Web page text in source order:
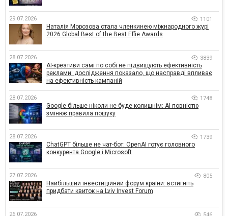
29.07.2026 1101
Наталія Морозова стала членкинею міжнародного журі
2026 Global Best of the Best Effie Awards
28.07.2026 3839
AI-креативи самі по собі не підвищують ефективність
реклами: дослідження показало, що насправді впливає
на ефективність кампаній
28.07.2026 1748
Google більше ніколи не буде колишнім: AI повністю
змінює правила пошуку
28.07.2026 1739
ChatGPT більше не чат-бот: OpenAI готує головного
конкурента Google і Microsoft
27.07.2026 805
Найбільший інвестиційний форум країни: встигніть
придбати квиток на Lviv Invest Forum
26.07.2026 546